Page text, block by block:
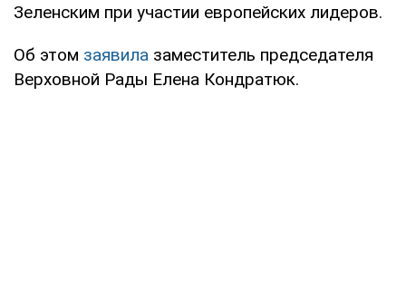
Зеленским при участии европейских лидеров.
Об этом заявила заместитель председателя
Верховной Рады Елена Кондратюк.